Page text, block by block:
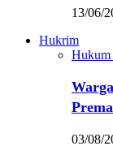
13/06/
Hukrim
Hukum
03/08/